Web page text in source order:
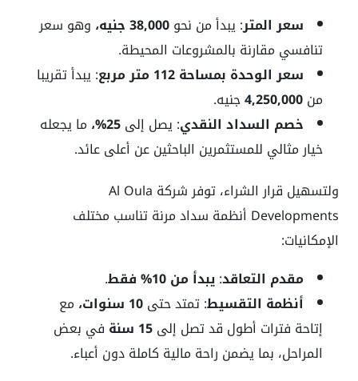
سعر المتر: يبدأ من نحو38,000 جنيه،
وهو سعر
تنافسي مقارنة بالمشروعات المحيطة.
سعر الوحدة بمساحة 112 متر مربع
: يبدأ تقريبا
من4,250,000جنيه.
خصم السداد النقدي: يصل إلى25%،
ما يجعله
خيار مثالي للمستثمرين الباحثين عن أعلى عائد.
ولتسهيل قرار الشراء، توفر شركة Al Oula
Developments أنظمة سداد مرنة تناسب مختلف
الإمكانيات:
مقدم التعاقد:يبدأ من 10% فقط
.
أنظمة التقسيط: تمتد حتى10 سنوات،
مع
إتاحة فترات أطول قد تصل إلى15 سنة
في بعض
المراحل، بما يضمن راحة مالية كاملة دون أعباء.